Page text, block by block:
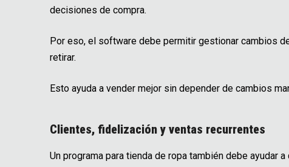
decisiones de compra.
Por eso, el software debe permitir gestionar cambios
retirar.
Esto ayuda a vender mejor sin depender de cambios
Clientes, fidelización y ventas recurrentes
Un programa para tienda de ropa también debe ayudar